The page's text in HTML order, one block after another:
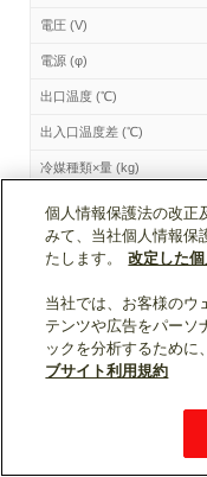
電圧 (V)
電源 (φ)
出口温度 (℃)
出入口温度差 (℃)
冷媒種類×量 (kg)
表示モー
ウェブ
個人情報保護法の改正
みて、当社個人情報保
たします。
改定した
当社では、お客様のウ
テンツや広告をパーソ
ックを分析するために
ブサイト利用規約